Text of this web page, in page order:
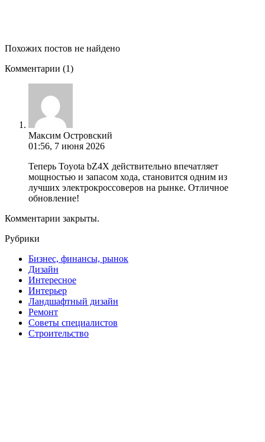
Похожих постов не найдено
Комментарии (1)
Максим Островский
01:56, 7 июня 2026
Теперь Toyota bZ4X действительно впечатляет
мощностью и запасом хода, становится одним из
лучших электрокроссоверов на рынке. Отличное
обновление!
Комментарии закрыты.
Рубрики
Бизнес, финансы, рынок
Дизайн
Интересное
Интерьер
Ландшафтный дизайн
Ремонт
Советы специалистов
Строительство